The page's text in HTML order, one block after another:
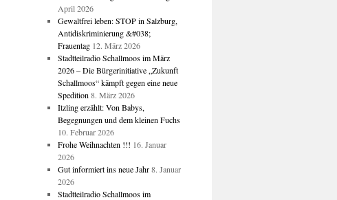
April 2026
Gewaltfrei leben: STOP in Salzburg,
Antidiskriminierung &#038;
Frauentag 12. März 2026
Stadtteilradio Schallmoos im März
2026 – Die Bürgerinitiative „Zukunft
Schallmoos“ kämpft gegen eine neue
Spedition 8. März 2026
Itzling erzählt: Von Babys,
Begegnungen und dem kleinen Fuchs
10. Februar 2026
Frohe Weihnachten !!! 16. Januar
2026
Gut informiert ins neue Jahr 8. Januar
2026
Stadtteilradio Schallmoos im